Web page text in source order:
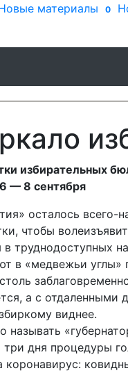
материалы 0
избирательных
— 8 сентября
осталось всего-
чтобы
в труднодоступных
в «медвежьи
а с отдаленными
виднее.
называть
дня процедуры
коронавирус: